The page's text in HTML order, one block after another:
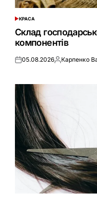
ОПУБЛІКУВАТИ
У
КРАСА
Склад
компонентів
Оприлюднено
05.08.2026Опубліковано
Карпенко